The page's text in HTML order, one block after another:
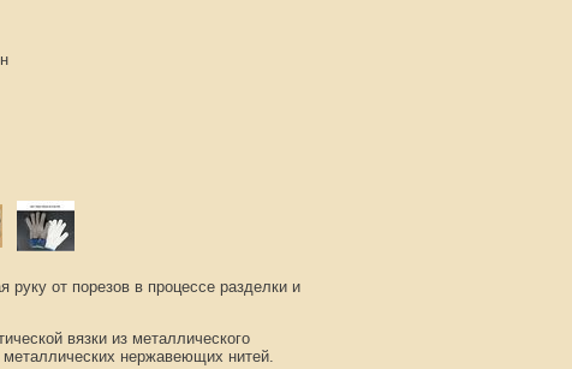
от порезов в процессе разделки и
вязки из металлического
нержавеющих нитей.